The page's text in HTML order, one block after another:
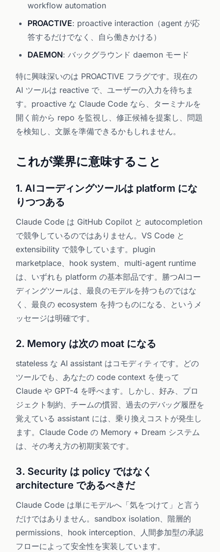
workflow automation
PROACTIVE: proactive interaction（agent が応
答するだけでなく、自ら働きかける）
DAEMON: バックグラウンド daemon モード
特に興味深いのは PROACTIVE フラグです。現在の
AI ツールは reactive で、ユーザーの入力を待ちま
す。proactive な Claude Code なら、ターミナルを
開く前から repo を監視し、修正候補を提案し、問題
を検知し、文脈を準備できるかもしれません。
これが業界に意味すること
1. AIコーディングツールは platform にな
りつつある
Claude Code は GitHub Copilot と autocompletion
で競争しているのではありません。VS Code と
extensibility で競争しています。plugin
marketplace、hook system、multi-agent runtime
は、いずれも platform の基本部品です。勝つAIコー
ディングツールは、最良のモデルを持つものではな
く、最良の ecosystem を持つものになる、というメ
ッセージは明確です。
2. Memory は次の moat になる
stateless な AI assistant はコモディティです。どの
ツールでも、あなたの code context を使って
Claude や GPT-4 を呼べます。しかし、好み、プロ
ジェクト制約、チームの慣習、過去のデバッグ履歴を
覚えている assistant には、乗り換えコストが発生し
ます。Claude Code の Memory + Dream システム
は、その考え方の初期実装です。
3. Security は policy ではなく
architecture であるべきだ
Claude Code は単にモデルへ「気をつけて」と言う
だけではありません。sandbox isolation、階層的
permissions、hook interception、人間参加型の承認
フローによって安全性を実装しています。